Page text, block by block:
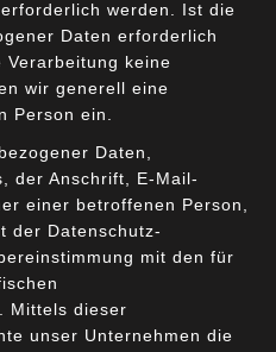
Guido
Enterprise
werden. Ist die
Daten erforderlich
keine
wir generell eine
Person ein.
Daten,
der Anschrift, E-Mail-
einer betroffenen Person,
der Datenschutz-
mit den für
Mittels dieser
unser Unternehmen die